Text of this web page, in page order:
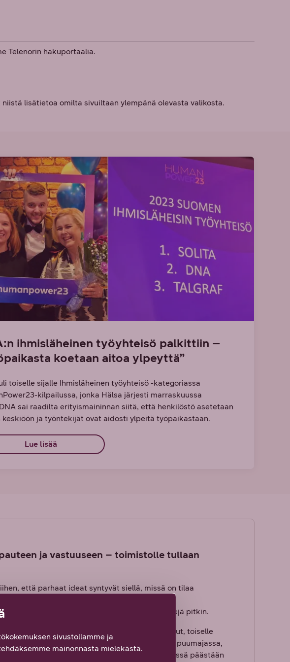
Telenorin hakuportaalia.
niistä lisätietoa omilta sivuiltaan ylempänä olevasta valikosta.
ihmisläheinen työyhteisö palkittiin –
koetaan aitoa ylpeyttä”
toiselle sijalle Ihmisläheinen työyhteisö -kategoriassa
kilpailussa, jonka Hälsa järjesti marraskuussa
sai raadilta erityismaininnan siitä, että henkilöstö asetetaan
keskiöön ja työntekijät ovat aidosti ylpeitä työpaikastaan.
Lue lisää
ja vastuuseen – toimistolle tullaan
että parhaat ideat syntyvät siellä, missä on tilaa
yhteinen määränpää löytyy yhä useampia reittejä pitkin.
olemme silti yksilöitä. Yhdelle sopii aikaiset aamut, toiselle
Meillä saat tehdä töitä missä ja milloin haluat; puumajassa,
lempipaikassa. Kun tavoitteet täyttyvät ja yhdessä päästään
sivustollamme ja
mainonnasta mielekästä.